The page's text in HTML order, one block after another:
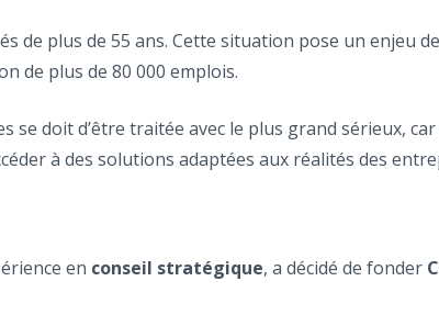
de plus de 55 ans. Cette situation pose un enjeu
de plus de 80 000 emplois.
se doit d’être traitée avec le plus grand sérieux,
à des solutions adaptées aux réalités des
en conseil stratégique, a décidé de fonder